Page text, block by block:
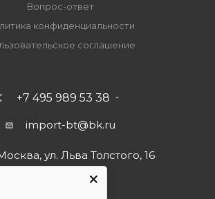
Вопрос-ответ
конфиденциальности
соглашение
+7 495 989 53 38
import-bt@bk.ru
ул. Льва Толстого, 16